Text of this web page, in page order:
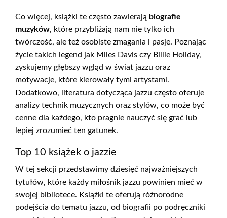
Co więcej, książki te często zawierają biografie
muzyków, które przybliżają nam nie tylko ich
twórczość, ale też osobiste zmagania i pasje. Poznając
życie takich legend jak Miles Davis czy Billie Holiday,
zyskujemy głębszy wgląd w świat jazzu oraz
motywacje, które kierowały tymi artystami.
Dodatkowo, literatura dotycząca jazzu często oferuje
analizy technik muzycznych oraz stylów, co może być
cenne dla każdego, kto pragnie nauczyć się grać lub
lepiej zrozumieć ten gatunek.
Top 10 książek o jazzie
W tej sekcji przedstawimy dziesięć najważniejszych
tytułów, które każdy miłośnik jazzu powinien mieć w
swojej bibliotece. Książki te oferują różnorodne
podejścia do tematu jazzu, od biografii po podręczniki